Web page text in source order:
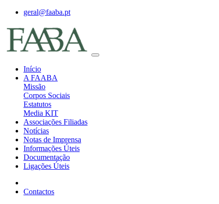
geral@faaba.pt
Início
A FAABA
Missão
Corpos Sociais
Estatutos
Media KIT
Associações Filiadas
Notícias
Notas de Imprensa
Informações Úteis
Documentação
Ligações Úteis
Contactos